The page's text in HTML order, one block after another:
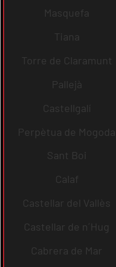
Masquefa
Tiana
Torre de Claramunt
Pallejà
Castellgalí
Perpètua de Mogoda
Sant Boi
Calaf
Castellar del Vallès
Castellar de n´Hug
Cabrera de Mar